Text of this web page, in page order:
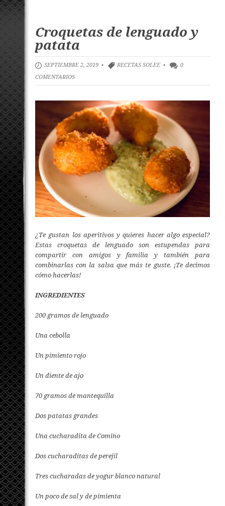
Croquetas de lenguado y
patata
SEPTIEMBRE 2, 2019 • RECETAS SOLEE •
0
COMENTARIOS
¿Te gustan los aperitivos y quieres hacer algo especial?
Estas croquetas de lenguado son estupendas para
compartir con amigos y familia y también para
combinarlas con la salsa que más te guste. ¡Te decimos
cómo hacerlas!
INGREDIENTES
200 gramos de lenguado
Una cebolla
Un pimiento rojo
Un diente de ajo
70 gramos de mantequilla
Dos patatas grandes
Una cucharadita de Comino
Dos cucharaditas de perejil
Tres cucharadas de yogur blanco natural
Un poco de sal y de pimienta